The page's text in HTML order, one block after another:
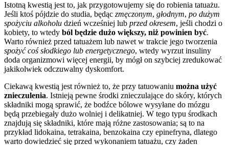
Istotną kwestią jest to, jak przygotowujemy się do robienia tatuażu.
Jeśli ktoś pójdzie do studia, będąc zmęczonym, głodnym, po dużym
spożyciu alkoholu dzień wcześniej lub przed okresem, jeśli chodzi o
kobiety, to wtedy ból będzie dużo większy, niż powinien być.
Warto również przed tatuażem lub nawet w trakcie jego tworzenia
spożyć coś słodkiego lub energetycznego, wtedy wyrzut insuliny
doda organizmowi więcej energii, by mógł on szybciej zredukować
jakikolwiek odczuwalny dyskomfort.
Ciekawą kwestią jest również to, że przy tatuowaniu można użyć
znieczulenia. Istnieją pewne środki znieczulające do skóry, których
składniki mogą sprawić, że bodźce bólowe wysyłane do mózgu
będą przebiegały dużo wolniej i delikatniej. W tego typu środkach
znajdują się składniki, które mają różne zastosowania; są to na
przykład lidokaina, tetrakaina, benzokaina czy epinefryna, dlatego
warto dowiedzieć się przed wykonaniem tatuażu, czy żaden